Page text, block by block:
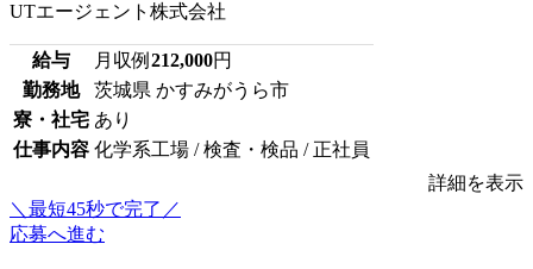
UTエージェント株式会社
給与 月収例 212,000円
勤務地
茨城県 かすみがうら市
寮・社宅 あり
仕事内容 化学系工場 / 検査・検品 / 正社員
詳細を表示
＼最短45秒で完了／
応募へ進む